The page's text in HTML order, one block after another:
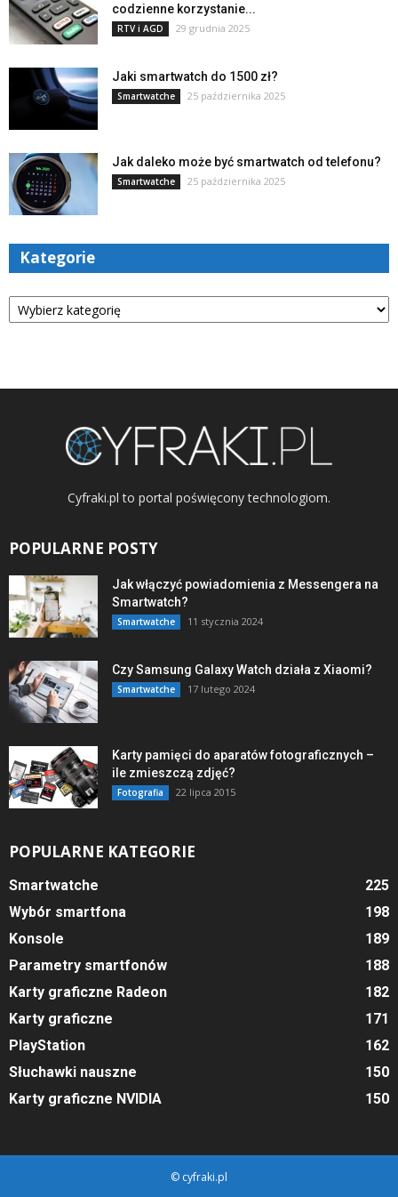
codzienne korzystanie...
RTV i AGD 29 grudnia 2025
Jaki smartwatch do 1500 zł?
Smartwatche 25 października 2025
Jak daleko może być smartwatch od telefonu?
Smartwatche 25 października 2025
Kategorie
Kategorie
Cyfraki.pl to portal poświęcony technologiom.
POPULARNE POSTY
Jak włączyć powiadomienia z Messengera na
Smartwatch?
Smartwatche 11 stycznia 2024
Czy Samsung Galaxy Watch działa z Xiaomi?
Smartwatche 17 lutego 2024
Karty pamięci do aparatów fotograficznych –
ile zmieszczą zdjęć?
Fotografia 22 lipca 2015
POPULARNE KATEGORIE
Smartwatche
225
Wybór smartfona
198
Konsole
189
Parametry smartfonów
188
Karty graficzne Radeon
182
Karty graficzne
171
PlayStation
162
Słuchawki nauszne
150
Karty graficzne NVIDIA
150
© cyfraki.pl